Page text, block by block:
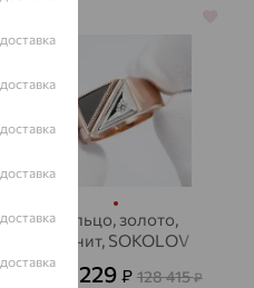
Кольцо, золото,
фианит, SOKOLOV
46 229 ₽ 128 415₽
доставка
доставка
доставка
доставка
доставка
доставка